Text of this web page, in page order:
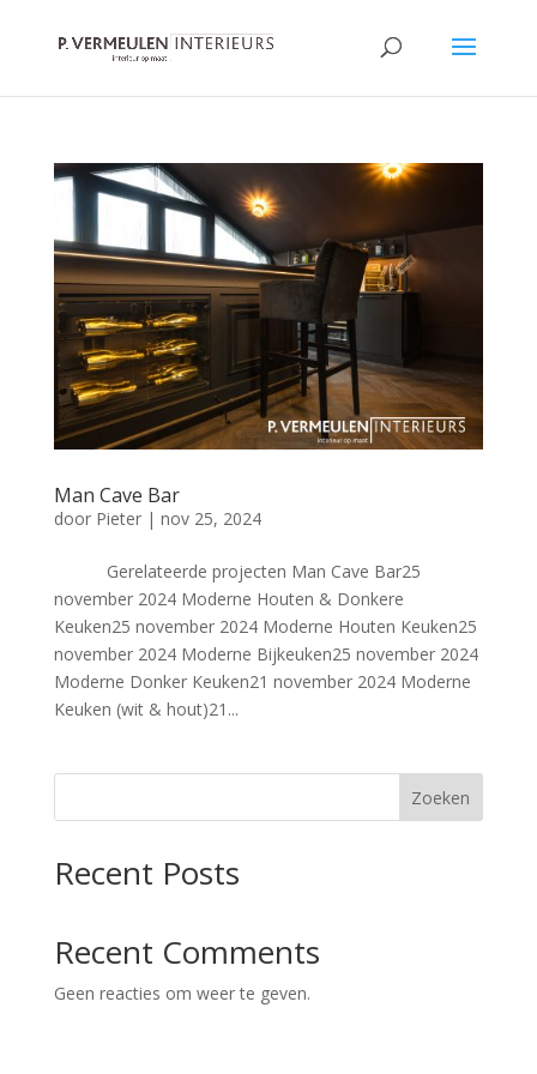
Man Cave Bar
door Pieter| nov 25, 2024
Gerelateerde projecten Man Cave Bar25
november 2024 Moderne Houten & Donkere
Keuken25 november 2024 Moderne Houten Keuken25
november 2024 Moderne Bijkeuken25 november 2024
Moderne Donker Keuken21 november 2024 Moderne
Keuken (wit & hout)21...
Zoeken
Recent Posts
Recent Comments
Geen reacties om weer te geven.